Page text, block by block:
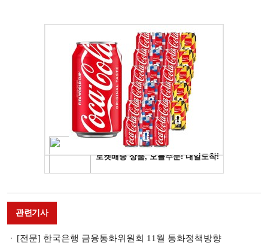
관련기사
[전문] 한국은행 금융통화위원회 11월 통화정책방향